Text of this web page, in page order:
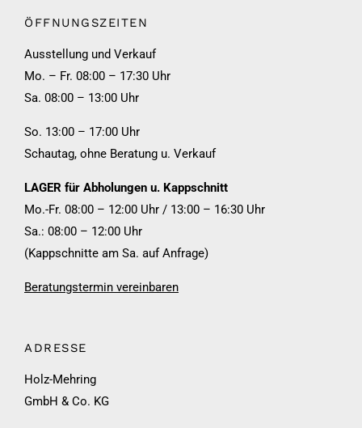
ÖFFNUNGSZEITEN
Ausstellung und Verkauf
Mo. – Fr. 08:00 – 17:30 Uhr
Sa. 08:00 – 13:00 Uhr
So. 13:00 – 17:00 Uhr
Schautag, ohne Beratung u. Verkauf
LAGER für Abholungen u. Kappschnitt
Mo.-Fr. 08:00 – 12:00 Uhr / 13:00 – 16:30 Uhr
Sa.: 08:00 – 12:00 Uhr
(Kappschnitte am Sa. auf Anfrage)
Beratungstermin vereinbaren
ADRESSE
Holz-Mehring
GmbH & Co. KG